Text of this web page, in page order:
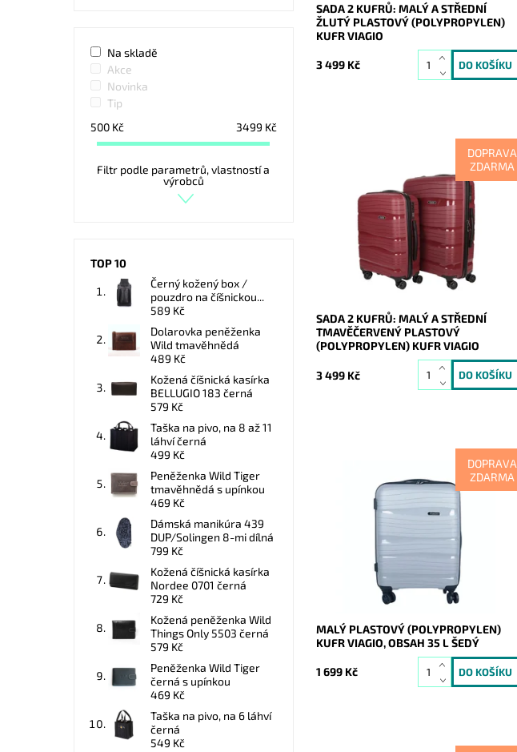
SADA 2 KUFRŮ: MALÝ A STŘEDNÍ
ŽLUTÝ PLASTOVÝ (POLYPROPYLEN)
KUFR VIAGIO
3 499 Kč
DOPRAVA
ZDARMA
Sada 2 kufrů: Malý a středně velký
tmavěčervený odolný plastový
(skořepinový) cestovní kufr značky
VIAGIO vyrobené z pevného
polypropylenu,...
Dostupnost:
Skladem
20288
VIAGIO
SADA 2 KUFRŮ: MALÝ A STŘEDNÍ
TMAVĚČERVENÝ PLASTOVÝ
(POLYPROPYLEN) KUFR VIAGIO
3 499 Kč
DOPRAVA
ZDARMA
Malý šedý odolný plastový
(skořepinový) cestovní kufr značky
VIAGIO vyrobený z pevného
polypropylenu, jež je odolnější a
pevnější než běžně...
Dostupnost:
VIAGIO
2 roky
MALÝ PLASTOVÝ (POLYPROPYLEN)
KUFR VIAGIO, OBSAH 35 L ŠEDÝ
1 699 Kč
Na skladě
Akce
Novinka
Tip
500Kč 3499 Kč
Filtr podle parametrů, vlastností a
výrobců
TOP 10
Černý kožený box /
pouzdro na číšnickou...
589 Kč
Dolarovka peněženka
Wild tmavěhnědá
489 Kč
Kožená číšnická kasírka
BELLUGIO 183 černá
579 Kč
Taška na pivo, na 8 až 11
láhví černá
499 Kč
Peněženka Wild Tiger
tmavěhnědá s upínkou
469 Kč
Dámská manikúra 439
DUP/Solingen 8-mi dílná
799 Kč
Kožená číšnická kasírka
Nordee 0701 černá
729 Kč
Kožená peněženka Wild
Things Only 5503 černá
579 Kč
Peněženka Wild Tiger
černá s upínkou
469 Kč
Taška na pivo, na 6 láhví
černá
549 Kč